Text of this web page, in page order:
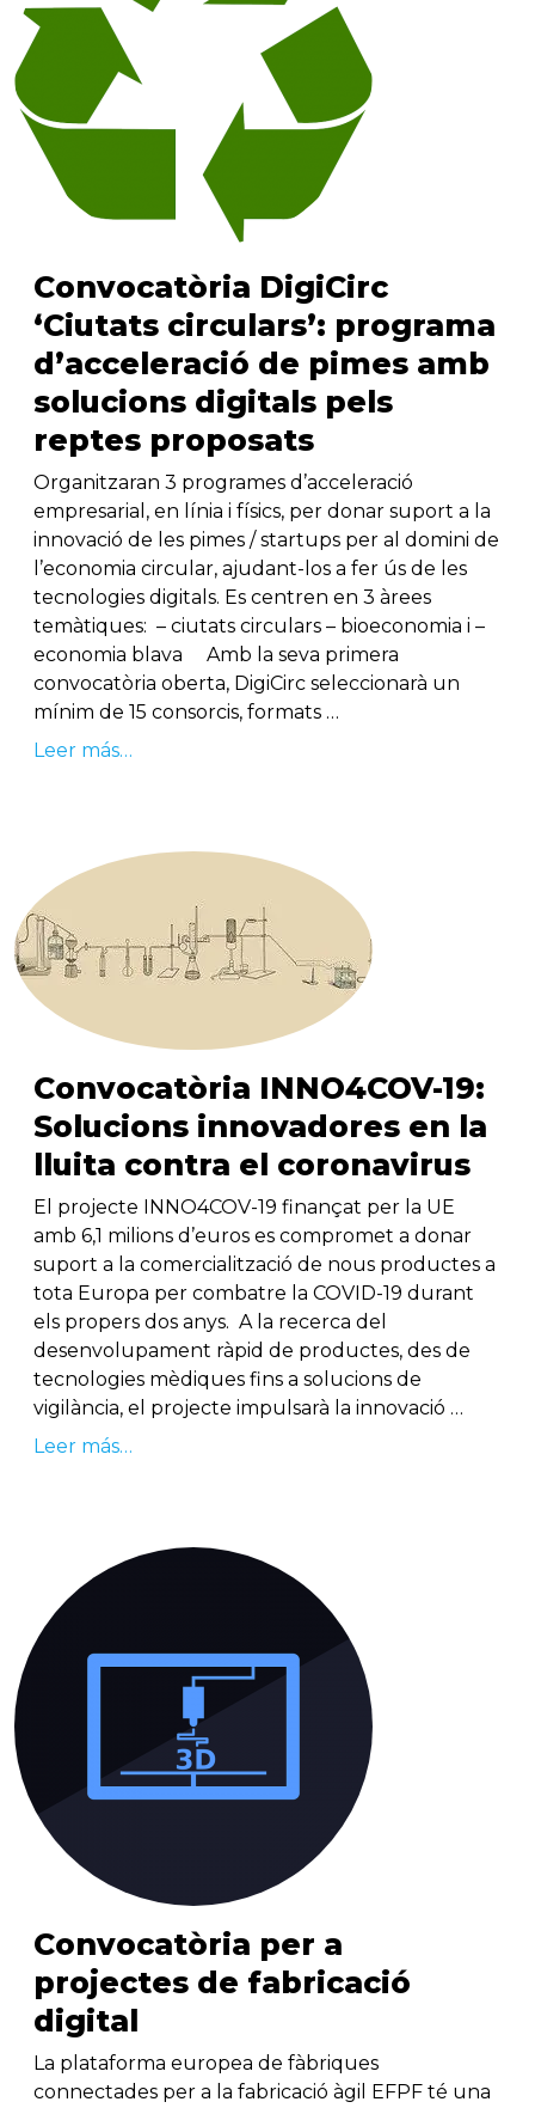
Convocatòria DigiCirc
‘Ciutats circulars’: programa
d’acceleració de pimes amb
solucions digitals pels
reptes proposats
Organitzaran 3 programes d’acceleració
empresarial, en línia i físics, per donar suport a la
innovació de les pimes / startups per al domini de
l’economia circular, ajudant-los a fer ús de les
tecnologies digitals. Es centren en 3 àrees
temàtiques: – ciutats circulars – bioeconomia i –
economia blava Amb la seva primera
convocatòria oberta, DigiCirc seleccionarà un
mínim de 15 consorcis, formats …
Leer más…
Convocatòria INNO4COV-19:
Solucions innovadores en la
lluita contra el coronavirus
El projecte INNO4COV-19 finançat per la UE
amb 6,1 milions d’euros es compromet a donar
suport a la comercialització de nous productes a
tota Europa per combatre la COVID-19 durant
els propers dos anys. A la recerca del
desenvolupament ràpid de productes, des de
tecnologies mèdiques fins a solucions de
vigilància, el projecte impulsarà la innovació …
Leer más…
Convocatòria per a
projectes de fabricació
digital
La plataforma europea de fàbriques
connectades per a la fabricació àgil EFPF té una